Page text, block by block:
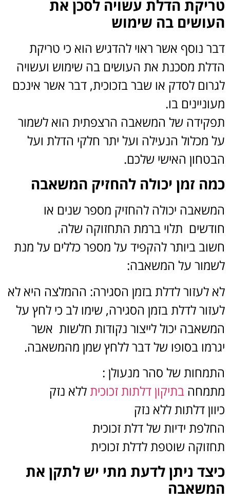
טריקת הדלת עשויה לסכן את
העושים בה שימוש
דבר נוסף אשר ראוי להדגיש הוא כי טריקת
הדלת מסכנת את העושים בה שימוש ועשויה
לגרום לסדק או שבר בזכוכית, דבר אשר אינכם
מעוניינים בו.
תפקידה של המשאבה הרצפתית הוא לשמור
על מכלול הנעילה ועל יתר חלקי הדלת ועל
הבטחון האישי שלכם.
כמה זמן יכולה להחזיק המשאבה
המשאבה יכולה להחזיק מספר שנים או
חודשים תלוי ברמת התחזוקה שלה.
חשוב ביותר להקפיד על מספר כללים על מנת
לשמור על המשאבה:
לא לעזור לדלת בזמן הסגירה: ההמלצה היא לא
לעזור לדלת בזמן הסגירה, שימו לב כי לחץ על
המשאבה יכול לייצור נקודות חלשות אשר
יגרמו בסופו של דבר ללחץ שמן מהמשאבה.
התמחות של סהר מנעולן :
מתמחה בתיקון דלתות זכוכיתללא נזק
כיוון דלתות ללא נזק
החלפת ידיות של דלת זכוכית
תחזוקה שוטפת לדלת זכוכית
כיצד ניתן לדעת מתי יש לתקן את
המשאבה